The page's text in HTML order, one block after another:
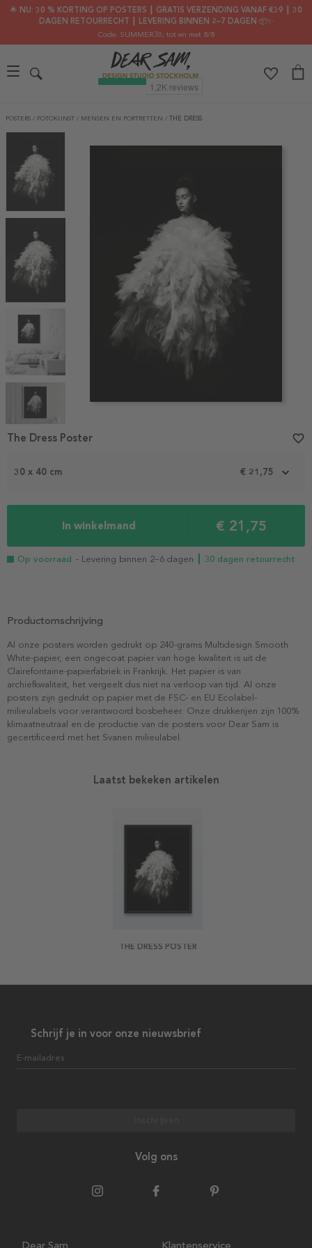
🌟 NU: 30 % KORTING OP POSTERS ┃ GRATIS VERZENDING VANAF €39 ┃ 30
DAGEN RETOURRECHT ┃ LEVERING BINNEN 2–7 DAGEN 📦✨
Code: SUMMER30, tot en met 8/8
POSTERS / FOTOKUNST / MENSEN EN PORTRETTEN / THE DRESS
1
30 x 40 cm € 21,75
In winkelmand € 21,75
Op voorraad - Levering binnen 2–6 dagen ┃ 30 dagen retourrecht
The Dress Poster favorite_border
Productomschrijving
Al onze posters worden gedrukt op 240-grams Multidesign Smooth
White-papier, een ongecoat papier van hoge kwaliteit is uit de
Clairefontaine-papierfabriek in Frankrijk. Het papier is van
archiefkwaliteit, het vergeelt dus niet na verloop van tijd. Al onze
posters zijn gedrukt op papier met de FSC- en EU Ecolabel-
milieulabels voor verantwoord bosbeheer. Onze drukkerijen zijn 100%
klimaatneutraal en de productie van de posters voor Dear Sam is
gecertificeerd met het Svanen milieulabel.
Laatst bekeken artikelen
THE DRESS POSTER
Schrijf je in voor onze nieuwsbrief
E-mailadres
Volg ons
Dear Sam Klantenservice